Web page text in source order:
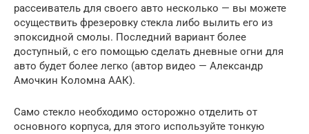
рассеиватель для своего авто несколько — вы можете
осуществить фрезеровку стекла либо вылить его из
эпоксидной смолы. Последний вариант более
доступный, с его помощью сделать дневные огни для
авто будет более легко (автор видео — Александр
Амочкин Коломна ААК).
Само стекло необходимо осторожно отделить от
основного корпуса, для этого используйте тонкую